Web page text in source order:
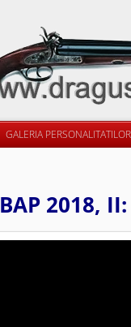
GALERIA
BAP 2018,